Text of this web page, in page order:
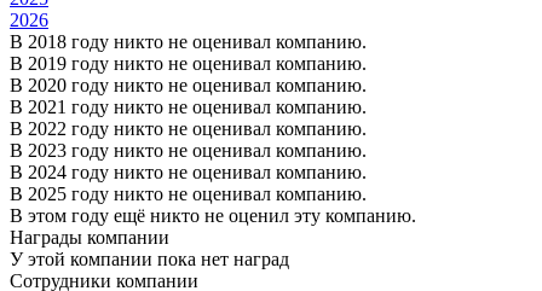
2026
В 2018 году никто не оценивал компанию.
В 2019 году никто не оценивал компанию.
В 2020 году никто не оценивал компанию.
В 2021 году никто не оценивал компанию.
В 2022 году никто не оценивал компанию.
В 2023 году никто не оценивал компанию.
В 2024 году никто не оценивал компанию.
В 2025 году никто не оценивал компанию.
В этом году ещё никто не оценил эту компанию.
Награды компании
У этой компании пока нет наград
Сотрудники компании